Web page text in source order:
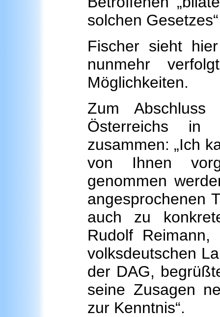
solchen
Fischer sieht
nunmehr
Möglichkeiten.
Zum Abschluss
Österreichs in
zusammen: „Ich
von Ihnen
genommen
angesprochenen
auch zu
Rudolf
volksdeutschen
der DAG,
seine Zusagen
zur Kenntnis“.